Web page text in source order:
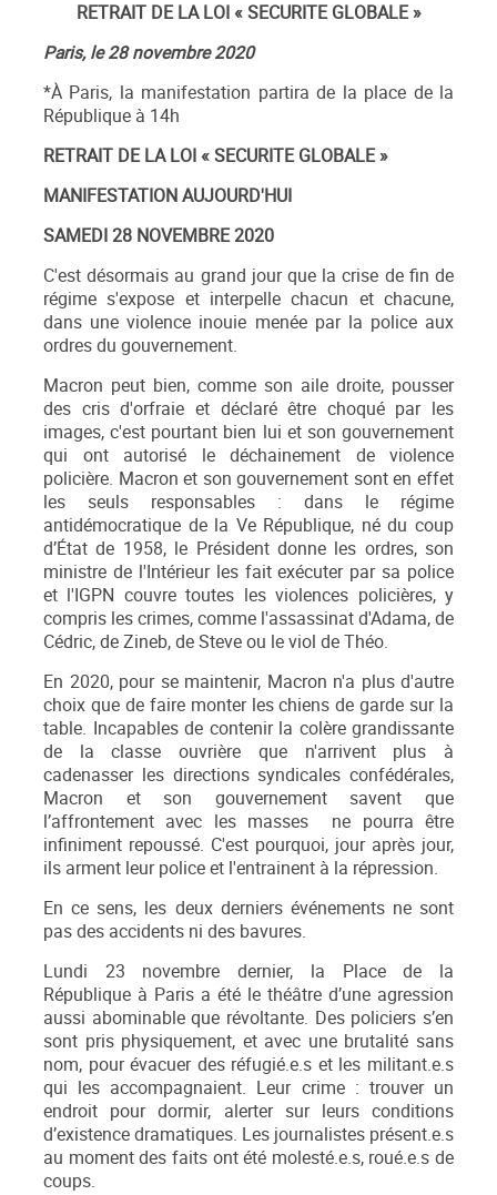
RETRAIT DE LA LOI « SECURITE GLOBALE »
Paris, le 28 novembre 2020
*À Paris, la manifestation partira de la place de la
République à 14h
RETRAIT DE LA LOI « SECURITE GLOBALE »
MANIFESTATION AUJOURD'HUI
SAMEDI 28 NOVEMBRE 2020
C'est désormais au grand jour que la crise de fin de
régime s'expose et interpelle chacun et chacune,
dans une violence inouie menée par la police aux
ordres du gouvernement.
Macron peut bien, comme son aile droite, pousser
des cris d'orfraie et déclaré être choqué par les
images, c'est pourtant bien lui et son gouvernement
qui ont autorisé le déchainement de violence
policière. Macron et son gouvernement sont en effet
les seuls responsables : dans le régime
antidémocratique de la Ve République, né du coup
d’État de 1958, le Président donne les ordres, son
ministre de l'Intérieur les fait exécuter par sa police
et l'IGPN couvre toutes les violences policières, y
compris les crimes, comme l'assassinat d'Adama, de
Cédric, de Zineb, de Steve ou le viol de Théo.
En 2020, pour se maintenir, Macron n'a plus d'autre
choix que de faire monter les chiens de garde sur la
table. Incapables de contenir la colère grandissante
de la classe ouvrière que n'arrivent plus à
cadenasser les directions syndicales confédérales,
Macron et son gouvernement savent que
l’affrontement avec les masses ne pourra être
infiniment repoussé. C'est pourquoi, jour après jour,
ils arment leur police et l'entrainent à la répression.
En ce sens, les deux derniers événements ne sont
pas des accidents ni des bavures.
Lundi 23 novembre dernier, la Place de la
République à Paris a été le théâtre d’une agression
aussi abominable que révoltante. Des policiers s’en
sont pris physiquement, et avec une brutalité sans
nom, pour évacuer des réfugié.e.s et les militant.e.s
qui les accompagnaient. Leur crime : trouver un
endroit pour dormir, alerter sur leurs conditions
d’existence dramatiques. Les journalistes présent.e.s
au moment des faits ont été molesté.e.s, roué.e.s de
coups.